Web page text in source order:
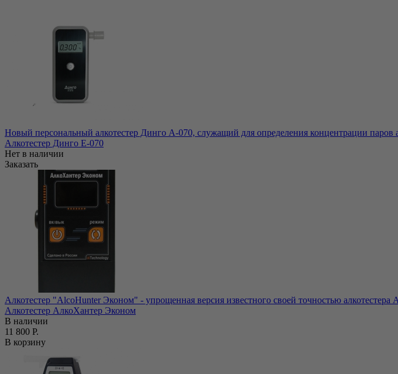
Новый персональный алкотестер Динго А-070, служащий для определения концентрации паров
Алкотестер Динго Е-070
Нет в наличии
Заказать
Алкотестер "AlcoHunter Эконом" - упрощенная версия известного своей точностью алкотестера
Алкотестер АлкоХантер Эконом
В наличии
11 800 Р.
В корзину